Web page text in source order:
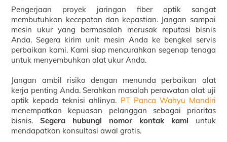
Pengerjaan proyek jaringan fiber optik sangat
membutuhkan kecepatan dan kepastian. Jangan sampai
mesin ukur yang bermasalah merusak reputasi bisnis
Anda. Segera kirim unit mesin Anda ke bengkel servis
perbaikan kami. Kami siap mencurahkan segenap tenaga
untuk menyembuhkan alat ukur Anda.
Jangan ambil risiko dengan menunda perbaikan alat
kerja penting Anda. Serahkan masalah perawatan alat uji
optik kepada teknisi ahlinya. PT Panca Wahyu Mandiri
menempatkan kepuasan pelanggan sebagai prioritas
bisnis.Segera hubungi nomor kontak kami untuk
mendapatkan konsultasi awal gratis.